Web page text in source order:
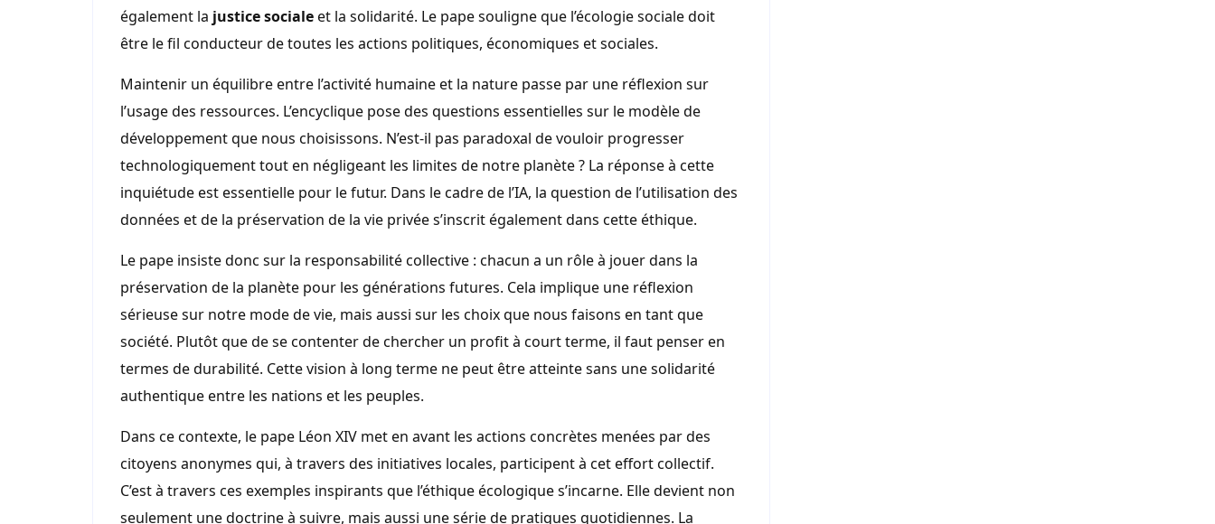
également la justice socialeet la solidarité. Le pape souligne que l’écologie sociale doit
être le fil conducteur de toutes les actions politiques, économiques et sociales.
Maintenir un équilibre entre l’activité humaine et la nature passe par une réflexion sur
l’usage des ressources. L’encyclique pose des questions essentielles sur le modèle de
développement que nous choisissons. N’est-il pas paradoxal de vouloir progresser
technologiquement tout en négligeant les limites de notre planète ? La réponse à cette
inquiétude est essentielle pour le futur. Dans le cadre de l’IA, la question de l’utilisation des
données et de la préservation de la vie privée s’inscrit également dans cette éthique.
Le pape insiste donc sur la responsabilité collective : chacun a un rôle à jouer dans la
préservation de la planète pour les générations futures. Cela implique une réflexion
sérieuse sur notre mode de vie, mais aussi sur les choix que nous faisons en tant que
société. Plutôt que de se contenter de chercher un profit à court terme, il faut penser en
termes de durabilité. Cette vision à long terme ne peut être atteinte sans une solidarité
authentique entre les nations et les peuples.
Dans ce contexte, le pape Léon XIV met en avant les actions concrètes menées par des
citoyens anonymes qui, à travers des initiatives locales, participent à cet effort collectif.
C’est à travers ces exemples inspirants que l’éthique écologique s’incarne. Elle devient non
seulement une doctrine à suivre, mais aussi une série de pratiques quotidiennes. La